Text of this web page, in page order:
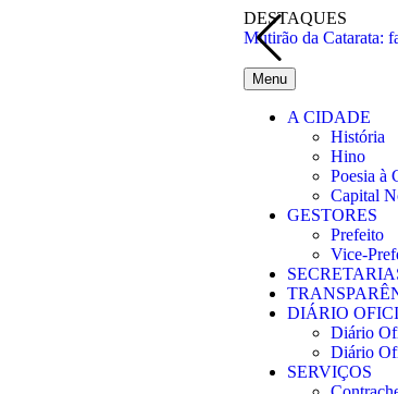
DESTAQUES
Mutirão da Catarata:
Menu
A CIDADE
História
Hino
Poesia à
Capital
GESTORES
Prefeito
Vice-
DIÁRIO
Diário
Diário
SERVIÇOS